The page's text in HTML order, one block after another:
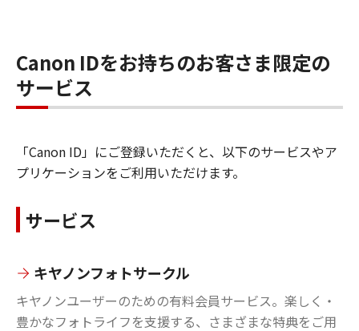
Canon IDをお持ちのお客さま限定の
サービス
「Canon ID」にご登録いただくと、以下のサービスやア
プリケーションをご利用いただけます。
サービス
キヤノンフォトサークル
キヤノンユーザーのための有料会員サービス。楽しく・
豊かなフォトライフを支援する、さまざまな特典をご用